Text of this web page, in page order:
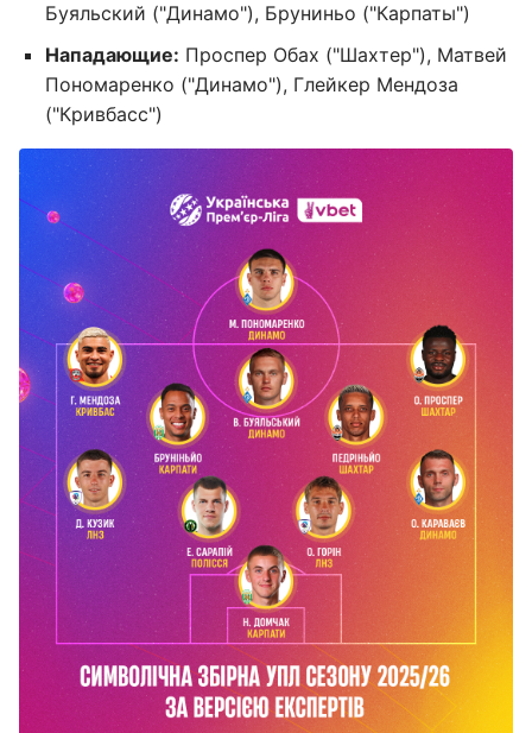
Буяльский ("Динамо"), Бруниньо ("Карпаты")
Нападающие: Проспер Обах ("Шахтер"), Матвей
Пономаренко ("Динамо"), Глейкер Мендоза
("Кривбасс")